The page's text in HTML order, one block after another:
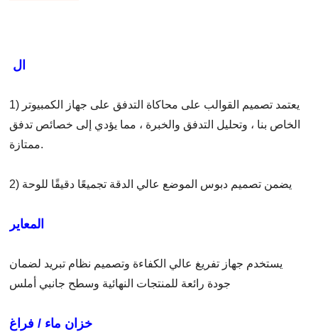
ال
1) يعتمد تصميم القوالب على محاكاة التدفق على جهاز الكمبيوتر
الخاص بنا ، وتحليل التدفق والخبرة ، مما يؤدي إلى خصائص تدفق
ممتازة.
2) يضمن تصميم دبوس الموضع عالي الدقة تجميعًا دقيقًا للوحة
المعاير
يستخدم جهاز تفريغ عالي الكفاءة وتصميم نظام تبريد لضمان
جودة رائعة للمنتجات النهائية وسطح جانبي أملس
خزان ماء / فراغ